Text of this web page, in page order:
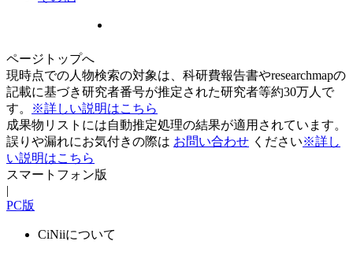
ページトップへ
現時点での人物検索の対象は、科研費報告書やresearchmapの
記載に基づき研究者番号が推定された研究者等約30万人で
す。
※詳しい説明はこちら
成果物リストには自動推定処理の結果が適用されています。
誤りや漏れにお気付きの際は お問い合わせ ください※詳し
い説明はこちら
スマートフォン版
|
PC版
CiNiiについて